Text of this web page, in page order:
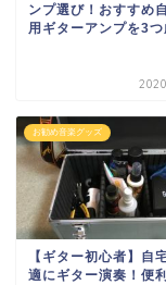
ンプ選び！おすすめ
用ギターアンプを3つ
お勧め音楽グッズ
【ギター初心者】自
適にギター演奏！便